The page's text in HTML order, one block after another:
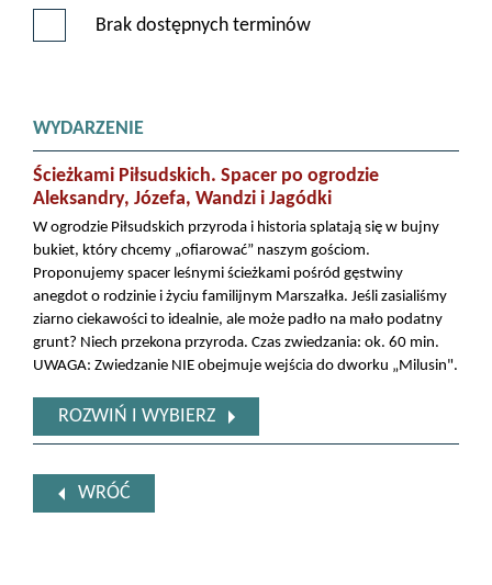
Brak dostępnych terminów
WYDARZENIE
Ścieżkami Piłsudskich. Spacer po ogrodzie
Aleksandry, Józefa, Wandzi i Jagódki
W ogrodzie Piłsudskich przyroda i historia splatają się w bujny
bukiet, który chcemy „ofiarować” naszym gościom.
Proponujemy spacer leśnymi ścieżkami pośród gęstwiny
anegdot o rodzinie i życiu familijnym Marszałka. Jeśli zasialiśmy
ziarno ciekawości to idealnie, ale może padło na mało podatny
grunt? Niech przekona przyroda. Czas zwiedzania: ok. 60 min.
UWAGA: Zwiedzanie NIE obejmuje wejścia do dworku „Milusin".
ROZWIŃ I WYBIERZ
WRÓĆ